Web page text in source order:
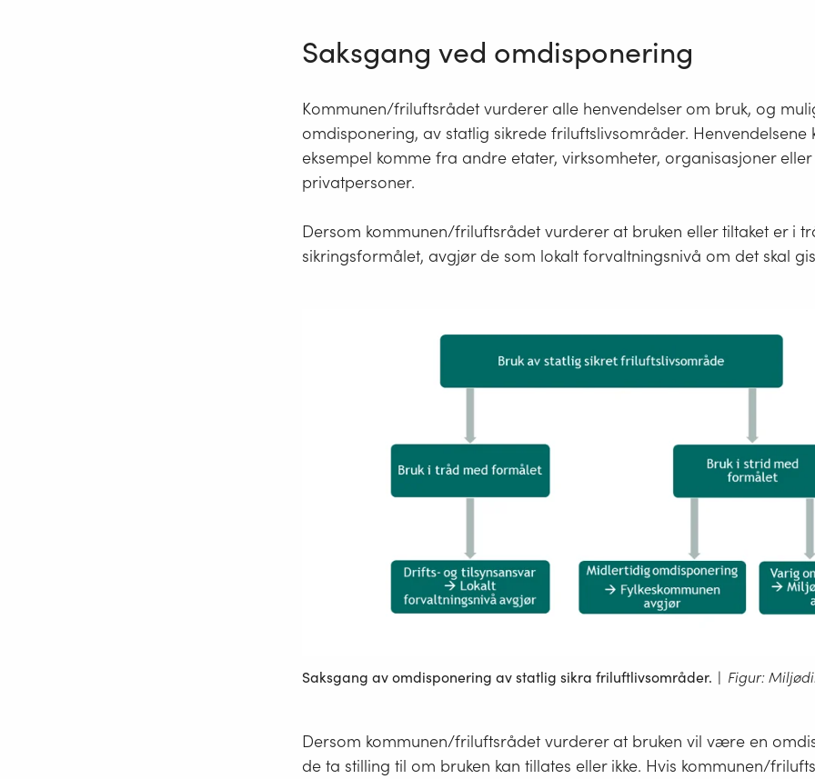
Saksgang ved omdisponering
Kommunen/friluftsrådet vurderer alle henvendelser om bruk, og
omdisponering, av statlig sikrede friluftslivsområder. Henvendelsene
eksempel komme fra andre etater, virksomheter, organisasjoner eller
privatpersoner.
Dersom kommunen/friluftsrådet vurderer at bruken eller tiltaket er i
sikringsformålet, avgjør de som lokalt forvaltningsnivå om det skal
Saksgang av omdisponering av statlig sikra friluftlivsområder. | Figur:
Dersom kommunen/friluftsrådet vurderer at bruken vil være en
de ta stilling til om bruken kan tillates eller ikke. Hvis kommunen/